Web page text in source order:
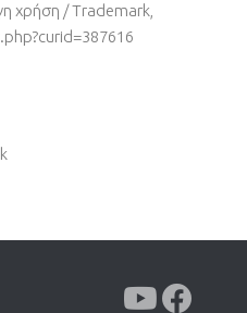
χρήση / Trademark,